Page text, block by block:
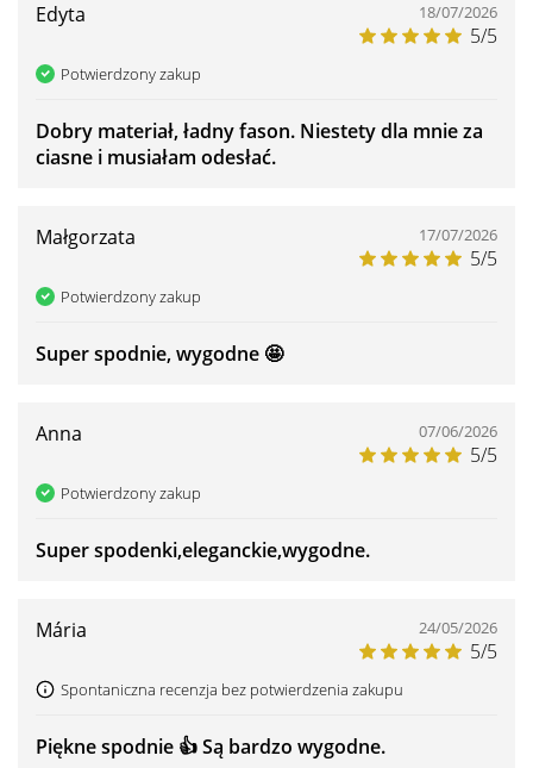
Edyta 18/07/2026
5/5
Potwierdzony zakup
Dobry materiał, ładny fason. Niestety dla mnie za
ciasne i musiałam odesłać.
Małgorzata 17/07/2026
5/5
Potwierdzony zakup
Super spodnie, wygodne 🤩
Anna 07/06/2026
5/5
Potwierdzony zakup
Super spodenki,eleganckie,wygodne.
Mária 24/05/2026
5/5
Spontaniczna recenzja bez potwierdzenia zakupu
Piękne spodnie 👍 ️Są bardzo wygodne.